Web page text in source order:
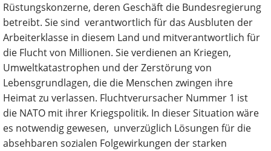
Rüstungskonzerne, deren Geschäft die Bundesregierung
betreibt. Sie sind verantwortlich für das Ausbluten der
Arbeiterklasse in diesem Land und mitverantwortlich für
die Flucht von Millionen. Sie verdienen an Kriegen,
Umweltkatastrophen und der Zerstörung von
Lebensgrundlagen, die die Menschen zwingen ihre
Heimat zu verlassen. Fluchtverursacher Nummer 1 ist
die NATO mit ihrer Kriegspolitik. In dieser Situation wäre
es notwendig gewesen, unverzüglich Lösungen für die
absehbaren sozialen Folgewirkungen der starken